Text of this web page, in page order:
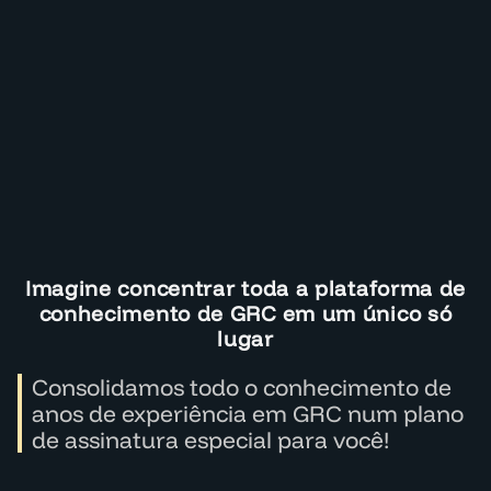
Imagine concentrar toda a plataforma de
conhecimento de GRC em um único só
lugar
Consolidamos todo o conhecimento de
anos de experiência em GRC num plano
de assinatura especial para você!